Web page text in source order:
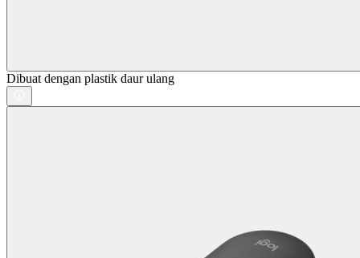
Dibuat dengan plastik daur ulang